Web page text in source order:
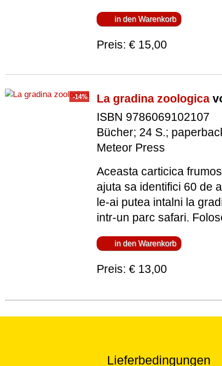
Preis: € 15,00
La gradina zoologica
ISBN 9786069102107
Bücher; 24 S.;
Meteor Press
Aceasta carticica
ajuta sa identifici 60 de
le-ai putea intalni la
intr-un parc safari.
Preis: € 13,00
Lieferbedingungen